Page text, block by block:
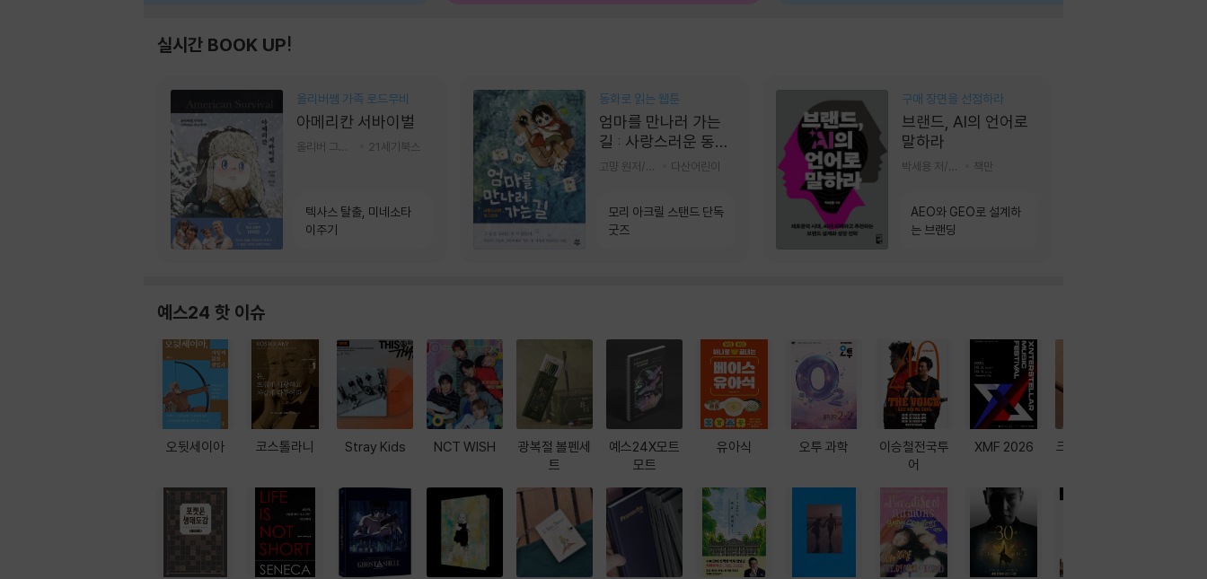
실시간 BOOK UP!
올리버쌤 가족 로드무비
아메리칸 서바이벌
21세기북스
텍사스 탈출, 미네소타
이주기
동화로 읽는 웹툰
엄마를 만나러 가는
길 : 사랑스러운 동그
라미
다산어린이
모리 아크릴 스탠드 단독
굿즈
구매 장면을 선점하라
브랜드, AI의 언어로
말하라
책만
AEO와 GEO로 설계하
는 브랜딩
예스24 핫 이슈
오뒷세이아 코스톨라니 Stray Kids NCT WISH
광복절 볼펜세
트
예스24X모트
모트
유아식 오투 과학
이승철전국투
어
XMF 2026
크레마 이북 리